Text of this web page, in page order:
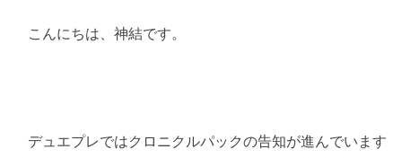
こんにちは、神結です。
デュエプレではクロニクルパックの告知が進んでいます